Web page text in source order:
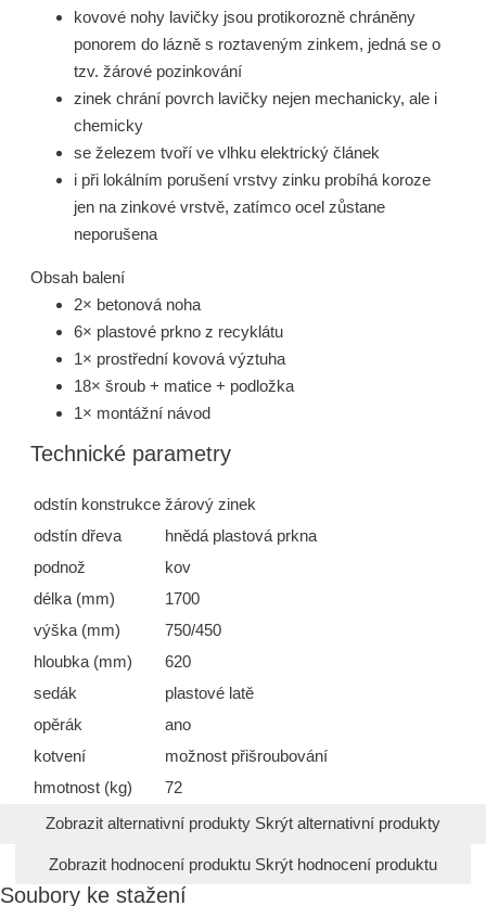
kovové nohy lavičky jsou protikorozně chráněny
ponorem do lázně s roztaveným zinkem, jedná se o
tzv. žárové pozinkování
zinek chrání povrch lavičky nejen mechanicky, ale i
chemicky
se železem tvoří ve vlhku elektrický článek
i při lokálním porušení vrstvy zinku probíhá koroze
jen na zinkové vrstvě, zatímco ocel zůstane
neporušena
Obsah balení
2× betonová noha
6× plastové prkno z recyklátu
1× prostřední kovová výztuha
18× šroub + matice + podložka
1× montážní návod
Technické parametry
odstín konstrukce žárový zinek
odstín dřeva
hnědá plastová prkna
podnož
kov
délka (mm)
1700
výška (mm)
750/450
hloubka (mm)
620
sedák
plastové latě
opěrák
ano
kotvení
možnost přišroubování
hmotnost (kg)
72
Zobrazit alternativní produkty Skrýt alternativní produkty
Zobrazit hodnocení produktu Skrýt hodnocení produktu
Soubory ke stažení